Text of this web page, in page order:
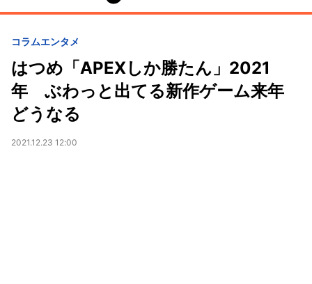
コラムエンタメ
はつめ「APEXしか勝たん」2021
年 ぶわっと出てる新作ゲーム来年
どうなる
2021.12.23 12:00